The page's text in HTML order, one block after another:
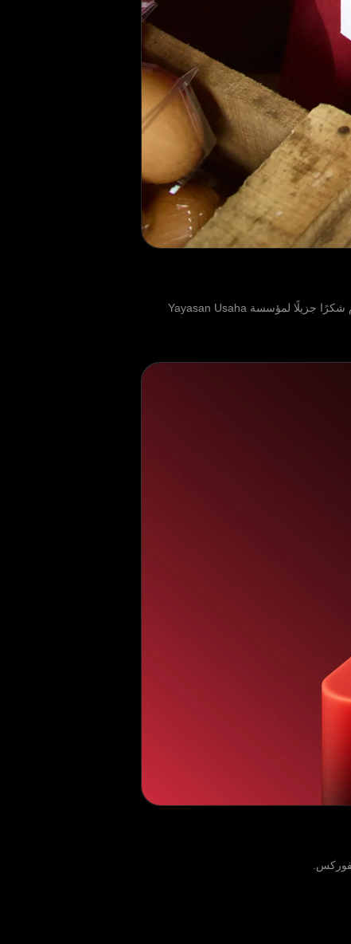
بينما نختتم مهمتنا الخيرية التي استمرت ثمانية أشهر في تشيباناس، إندونيسيا، نود أن نسترجع كل ما أنجزناه معًا. أولاً، نود أن نقدم شكرًا جزيلًا لمؤسسة Yayasan Usaha